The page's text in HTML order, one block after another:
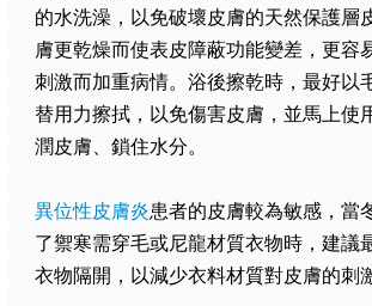
的水洗澡，以免破壞皮膚的天然保護層
膚更乾燥而使表皮障蔽功能變差，更容
刺激而加重病情。浴後擦乾時，最好以
替用力擦拭，以免傷害皮膚，並馬上使
潤皮膚、鎖住水分。
異位性皮膚炎患者的皮膚較為敏感，當
了禦寒需穿毛或尼龍材質衣物時，建議
衣物隔開，以減少衣料材質對皮膚的刺激